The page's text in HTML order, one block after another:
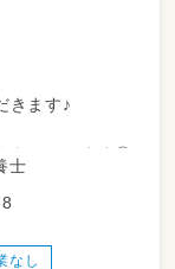
きます♪
をしています◎
栄養士
なし